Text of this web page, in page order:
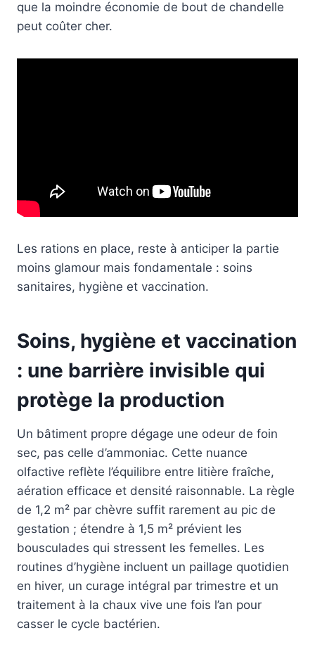
que la moindre économie de bout de chandelle
peut coûter cher.
Les rations en place, reste à anticiper la partie
moins glamour mais fondamentale : soins
sanitaires, hygiène et vaccination.
Soins, hygiène et vaccination
: une barrière invisible qui
protège la production
Un bâtiment propre dégage une odeur de foin
sec, pas celle d’ammoniac. Cette nuance
olfactive reflète l’équilibre entre litière fraîche,
aération efficace et densité raisonnable. La règle
de 1,2 m² par chèvre suffit rarement au pic de
gestation ; étendre à 1,5 m² prévient les
bousculades qui stressent les femelles. Les
routines d’hygiène incluent un paillage quotidien
en hiver, un curage intégral par trimestre et un
traitement à la chaux vive une fois l’an pour
casser le cycle bactérien.